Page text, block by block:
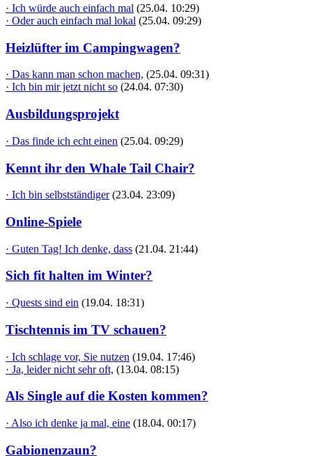
· Ich würde auch einfach mal (25.04. 10:29)
· Oder auch einfach mal lokal (25.04. 09:29)
Heizlüfter im Campingwagen?
· Das kann man schon machen, (25.04. 09:31)
· Ich bin mir jetzt nicht so (24.04. 07:30)
Ausbildungsprojekt
· Das finde ich echt einen (25.04. 09:29)
Kennt ihr den Whale Tail Chair?
· Ich bin selbstständiger (23.04. 23:09)
Online-Spiele
· Guten Tag! Ich denke, dass (21.04. 21:44)
Sich fit halten im Winter?
· Quests sind ein (19.04. 18:31)
Tischtennis im TV schauen?
· Ich schlage vor, Sie nutzen (19.04. 17:46)
· Ja, leider nicht sehr oft, (13.04. 08:15)
Als Single auf die Kosten kommen?
· Also ich denke ja mal, eine (18.04. 00:17)
Gabionenzaun?